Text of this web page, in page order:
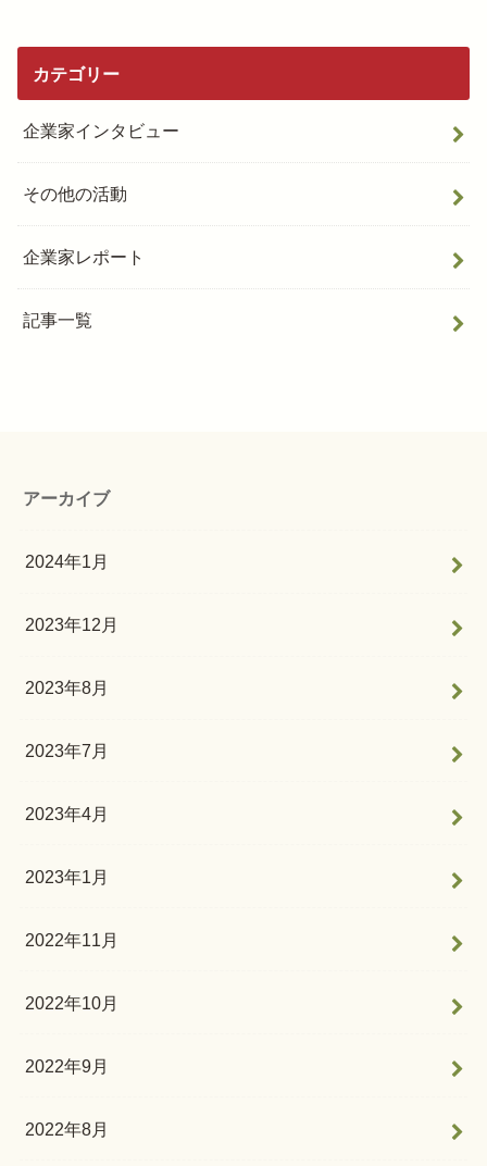
カテゴリー
企業家インタビュー
その他の活動
企業家レポート
記事一覧
アーカイブ
2024年1月
2023年12月
2023年8月
2023年7月
2023年4月
2023年1月
2022年11月
2022年10月
2022年9月
2022年8月